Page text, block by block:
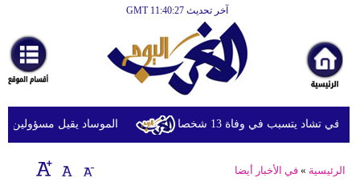
آخر تحديث GMT 11:40:27
أخبارعاجلة
رياضة
ثقافة
إقتصاد
الموساد يقيل مسؤولين تشاد يتسبب في وفاة 13 شخصا
الرئيسية »في الأخبار أيضا